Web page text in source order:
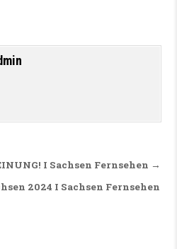
I Sachsen Fernsehen →
2024 I Sachsen Fernsehen